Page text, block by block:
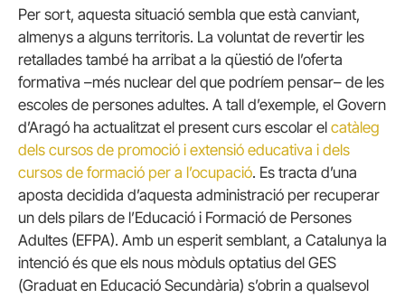
Per sort, aquesta situació sembla que està canviant,
almenys a alguns territoris. La voluntat de revertir les
retallades també ha arribat a la qüestió de l’oferta
formativa –més nuclear del que podríem pensar– de les
escoles de persones adultes. A tall d’exemple, el Govern
d’Aragó ha actualitzat el present curs escolar el catàleg
dels cursos de promoció i extensió educativa i dels
cursos de formació per a l’ocupació. Es tracta d’una
aposta decidida d’aquesta administració per recuperar
un dels pilars de l’Educació i Formació de Persones
Adultes (EFPA). Amb un esperit semblant, a Catalunya la
intenció és que els nous mòduls optatius del GES
(Graduat en Educació Secundària) s’obrin a qualsevol